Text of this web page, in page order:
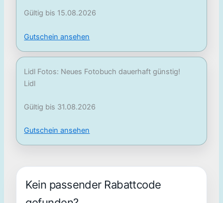
Gültig bis 15.08.2026
Gutschein ansehen
Lidl Fotos: Neues Fotobuch dauerhaft günstig!
Lidl
Gültig bis 31.08.2026
Gutschein ansehen
Kein passender Rabattcode